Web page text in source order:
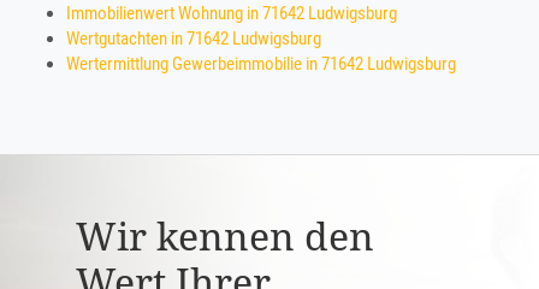
Immobilienwert Wohnung in 71642 Ludwigsburg
Wertgutachten in 71642 Ludwigsburg
Wertermittlung Gewerbeimmobilie in 71642 Ludwigsburg
Wir kennen den